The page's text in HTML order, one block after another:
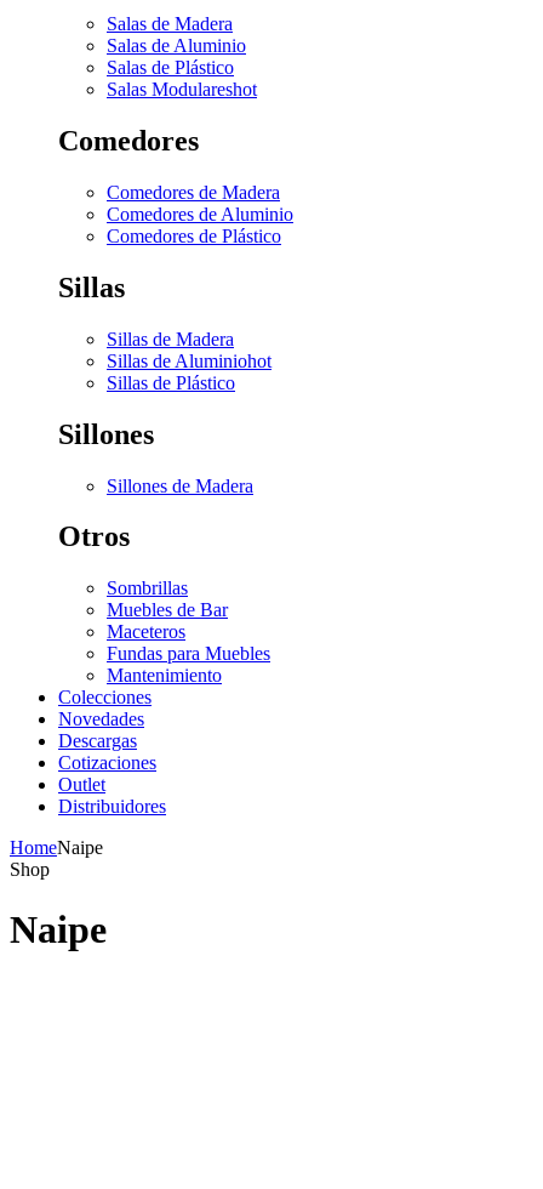
Salas de Madera
Salas de Aluminio
Salas de Plástico
Salas Modulareshot
Comedores
Comedores de Madera
Comedores de Aluminio
Comedores de Plástico
Sillas
Sillas de Madera
Sillas de Aluminiohot
Sillas de Plástico
Sillones
Sillones de Madera
Otros
Sombrillas
Muebles de Bar
Maceteros
Fundas para Muebles
Mantenimiento
Colecciones
Novedades
Descargas
Cotizaciones
Outlet
Distribuidores
HomeNaipe
Shop
Naipe